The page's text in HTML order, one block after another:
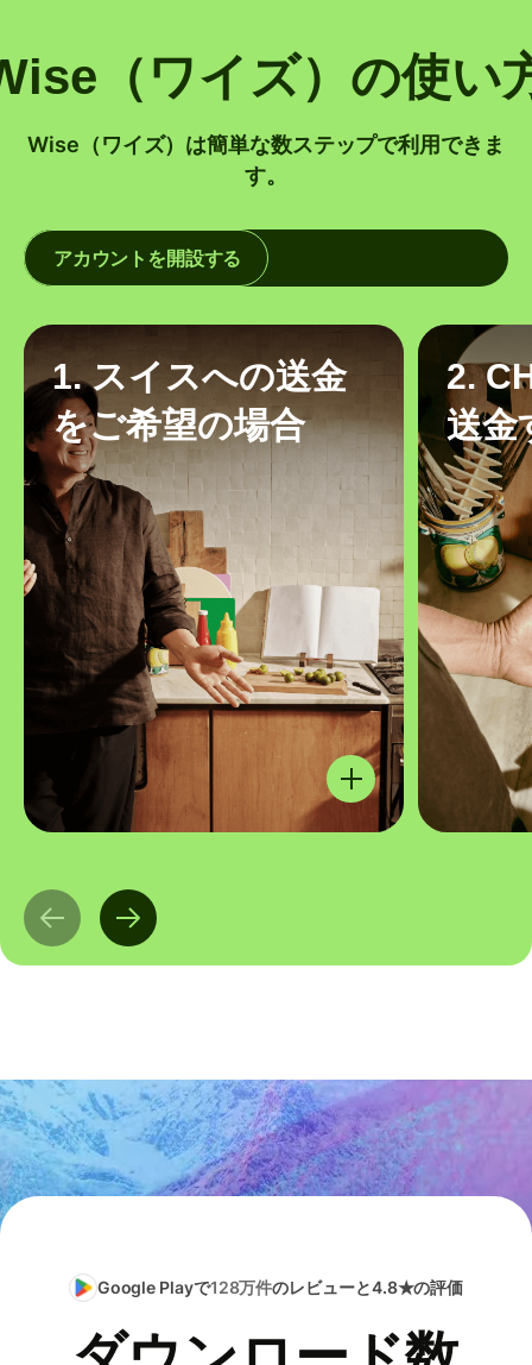
（ワイズ）の使い
Wise（ワイズ）は簡単な数ステップで利用できま
す。
アカウントを開設する
1. スイスへの送金
をご希望の場合
2.
送金
Google Playで128万件のレビューと4.8★の評価